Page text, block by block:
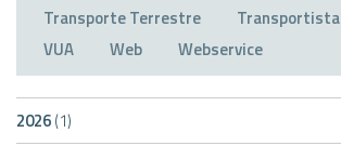
Transporte Terrestre
Transportista
VUA
Web Webservice
2026(1)